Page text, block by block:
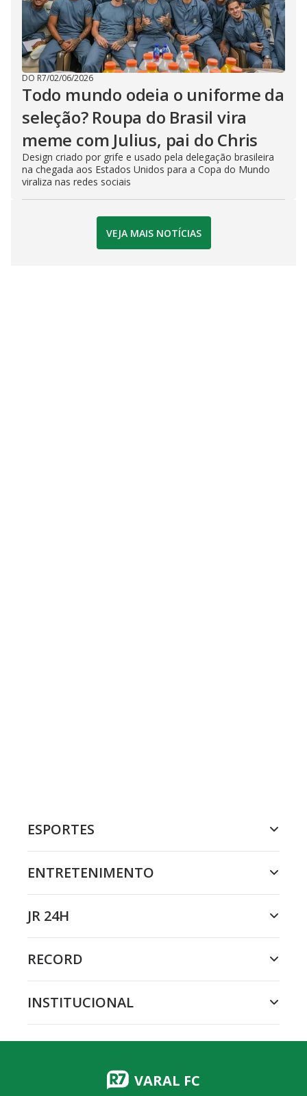
DO R7/02/06/2026
Todo mundo odeia o uniforme da
seleção? Roupa do Brasil vira
meme com Julius, pai do Chris
Design criado por grife e usado pela delegação brasileira
na chegada aos Estados Unidos para a Copa do Mundo
viraliza nas redes sociais
VEJA MAIS NOTÍCIAS
ESPORTES
ENTRETENIMENTO
JR 24H
RECORD
INSTITUCIONAL
VARAL FC